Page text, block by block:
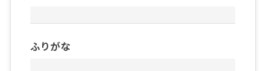
ふりがな